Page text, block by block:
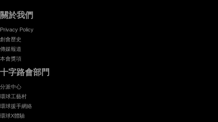
關於我們
Privacy Policy
創會歷史
傳媒報道
本會獎項
十字路會部門
分派中心
環球工藝村
環球援手網絡
環球X體驗